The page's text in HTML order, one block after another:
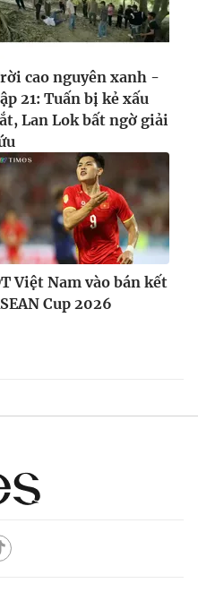
cao nguyên xanh -
21: Tuấn bị kẻ xấu
Lan Lok bất ngờ giải
Việt Nam vào bán kết
Cup 2026